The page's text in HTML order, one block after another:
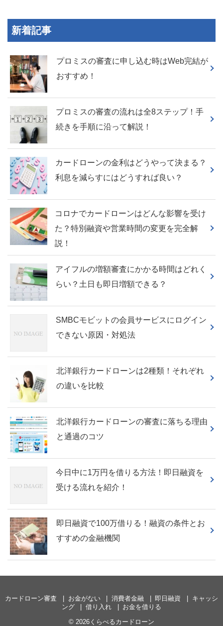
新着記事
プロミスの審査に申し込む時はWeb完結が
おすすめ！
プロミスの審査の流れは全8ステップ！手
続きを手順に沿って解説！
カードローンの金利はどうやって決まる？
利息を減らすにはどうすれば良い？
コロナでカードローンはどんな影響を受け
た？特別融資や営業時間の変更を完全解
説！
アイフルの増額審査にかかる時間はどれく
らい？土日も即日増額できる？
SMBCモビットの会員サービスにログイン
できない原因・対処法
北洋銀行カードローンは2種類！それぞれ
の違いを比較
北洋銀行カードローンの審査に落ちる理由
と通過のコツ
今日中に1万円を借りる方法！即日融資を
受ける流れを紹介！
即日融資で100万借りる！融資の条件とお
すすめの金融機関
カードローン審査 お金がない 消費者金融 即日融資
キャッシ
ング
借り入れ
お金を借りる
© 2026くらべるカードローン